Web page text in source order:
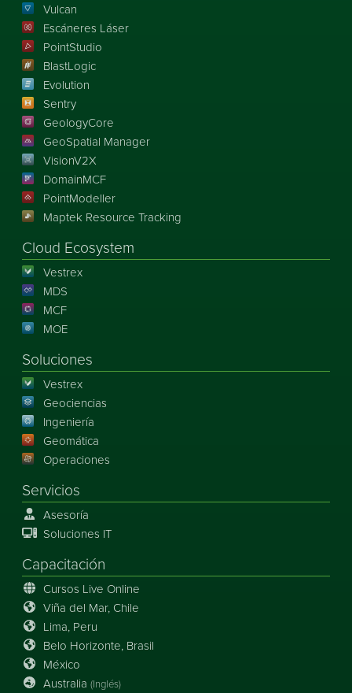
Vulcan
Escáneres Láser
PointStudio
BlastLogic
Evolution
Sentry
GeologyCore
GeoSpatial Manager
VisionV2X
DomainMCF
PointModeller
Maptek Resource Tracking
Cloud Ecosystem
Vestrex
MDS
MCF
MOE
Soluciones
Vestrex
Geociencias
Ingeniería
Geomática
Operaciones
Servicios
Asesoría
Soluciones IT
Capacitación
Cursos Live Online
Viña del Mar, Chile
Lima, Peru
Belo Horizonte, Brasil
México
Australia (Inglés)